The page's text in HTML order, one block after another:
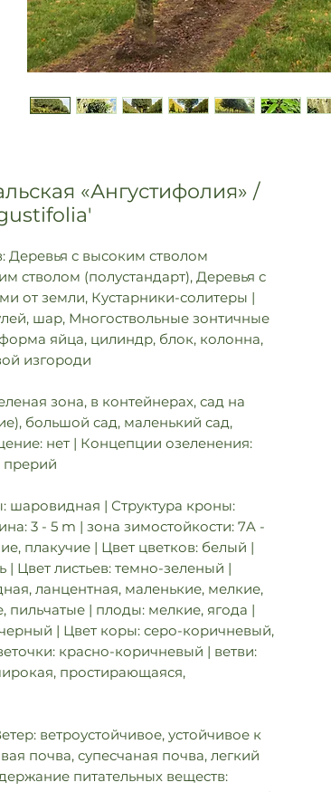
«Ангустифолия» /
Деревья с высоким стволом
стволом (полустандарт), Деревья с
от земли, Кустарники-солитеры |
шар, Многоствольные зонтичные
яйца, цилиндр, блок, колонна,
изгороди
зона, в контейнерах, сад на
большой сад, маленький сад,
нет | Концепции озеленения:
прерий
шаровидная | Структура кроны:
3 - 5 m | зона зимостойкости: 7A -
плакучие | Цвет цветков: белый |
Цвет листьев: темно-зеленый |
ланцентная, маленькие, мелкие,
пильчатые | плоды: мелкие, ягода |
| Цвет коры: серо-коричневый,
красно-коричневый | ветви:
простирающаяся,
ветроустойчивое, устойчивое к
почва, супесчаная почва, легкий
питательных веществ: